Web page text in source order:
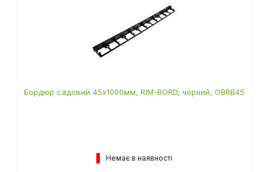
Бордюр садовий 45х1000мм, RIM-BORD, чорний, OBRB45
Немає в наявності